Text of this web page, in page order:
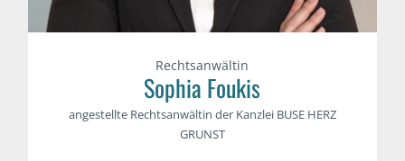
Rechtsanwältin
Sophia Foukis
angestellte Rechtsanwältin der Kanzlei BUSE HERZ
GRUNST